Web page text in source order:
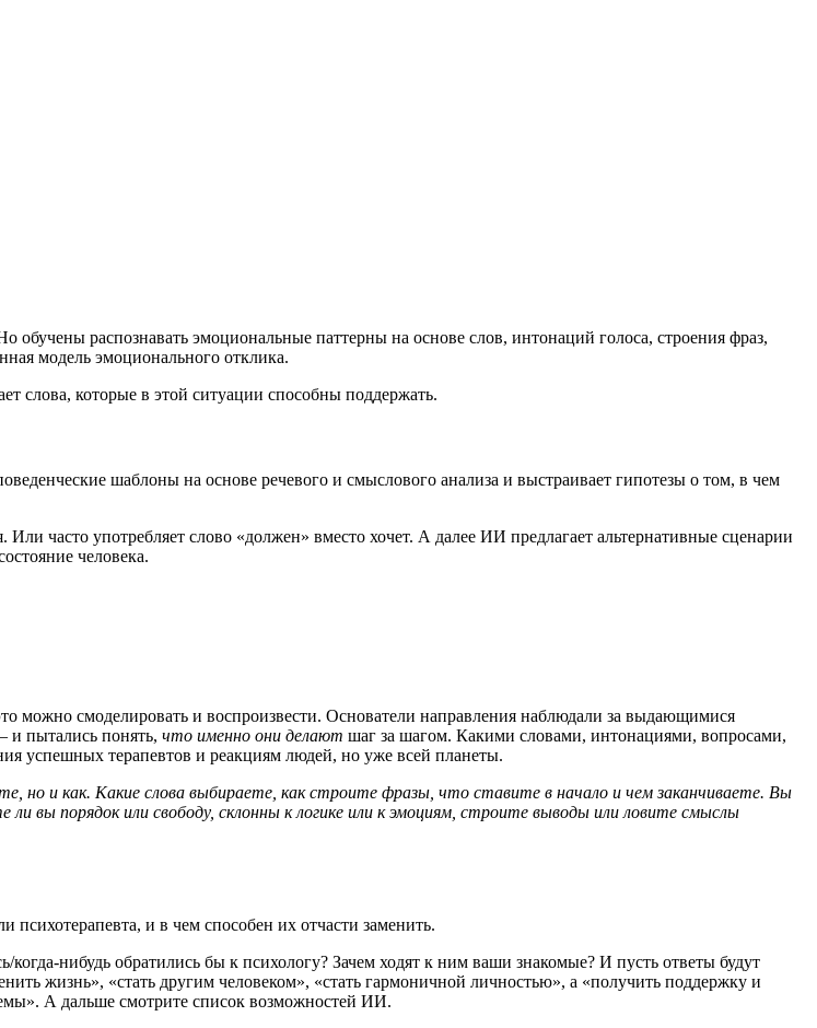
распознавать эмоциональные паттерны на основе слов, интонаций голоса, строения фраз,
модель эмоционального отклика.
слова, которые в этой ситуации способны поддержать.
шаблоны на основе речевого и смыслового анализа и выстраивает гипотезы о том, в чем
часто употребляет слово «должен» вместо хочет. А далее ИИ предлагает альтернативные сценарии
человека.
можно смоделировать и воспроизвести. Основатели направления наблюдали за выдающимися
пытались понять, что именно они делают шаг за шагом. Какими словами, интонациями, вопросами,
успешных терапевтов и реакциям людей, но уже всей планеты.
но и как. Какие слова выбираете, как строите фразы, что ставите в начало и чем заканчиваете. Вы
вы порядок или свободу, склонны к логике или к эмоциям, строите выводы или ловите смыслы
и в чем способен их отчасти заменить.
нибудь обратились бы к психологу? Зачем ходят к ним ваши знакомые? И пусть ответы будут
жизнь», «стать другим человеком», «стать гармоничной личностью», а «получить поддержку и
А дальше смотрите список возможностей ИИ.